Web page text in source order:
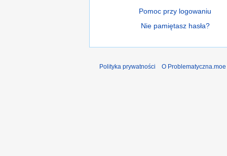
Pomoc przy logowaniu
Nie pamiętasz hasła?
Polityka prywatności O Problematyczna.moe